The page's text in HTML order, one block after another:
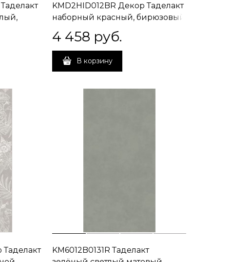
KMD2HID012BR Декор Таделакт
наборный красный, бирюзовый
матовый обрезной 30x28x0,9
4 458 руб.
В корзину
Таделакт
KM6012B0131R Таделакт